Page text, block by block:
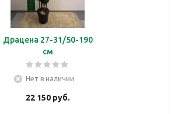
Драцена 27-31/50-190
см
Нет в наличии
22 150руб.